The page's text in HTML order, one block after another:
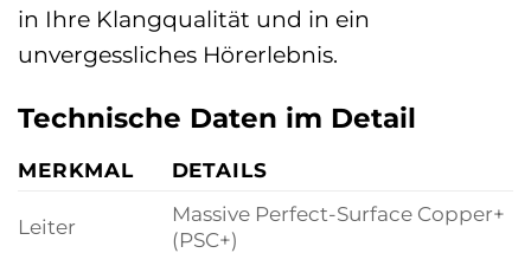
in Ihre Klangqualität und in ein
unvergessliches Hörerlebnis.
Technische Daten im Detail
MERKMAL DETAILS
Leiter
Massive Perfect-Surface Copper+
(PSC+)